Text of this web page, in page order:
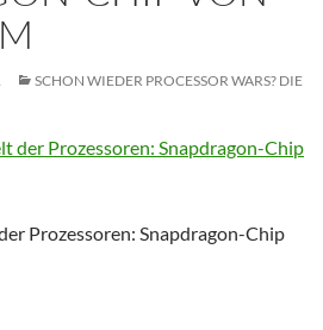
SCHON WIEDER PROCESSOR WARS? DIE
Prozessoren: Snapdragon-Chip